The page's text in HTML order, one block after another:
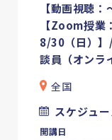
【動画視聴：
【Zoom授業
8/30（日）】
談員（オンラ
全国
スケジュ
開講日